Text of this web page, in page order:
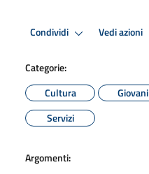
Condividi Vedi azioni
Categorie:
Cultura
Giovani
Servizi
Argomenti: